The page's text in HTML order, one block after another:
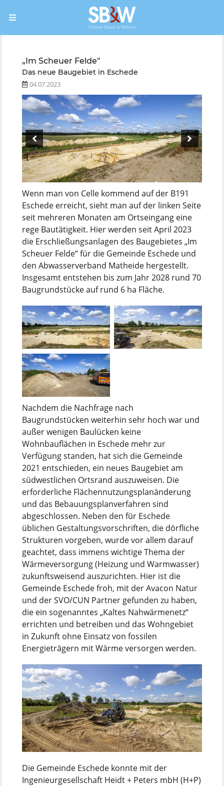
„Im Scheuer Felde“
Das neue Baugebiet in Eschede
04.07.2023
Wenn man von Celle kommend auf der B191
Eschede erreicht, sieht man auf der linken Seite
seit mehreren Monaten am Ortseingang eine
rege Bautätigkeit. Hier werden seit April 2023
die Erschließungsanlagen des Baugebietes „Im
Scheuer Felde“ für die Gemeinde Eschede und
den Abwasserverband Matheide hergestellt.
Insgesamt entstehen bis zum Jahr 2028 rund 70
Baugrundstücke auf rund 6 ha Fläche.
Nachdem die Nachfrage nach
Baugrundstücken weiterhin sehr hoch war und
außer wenigen Baulücken keine
Wohnbauflächen in Eschede mehr zur
Verfügung standen, hat sich die Gemeinde
2021 entschieden, ein neues Baugebiet am
südwestlichen Ortsrand auszuweisen. Die
erforderliche Flächennutzungsplanänderung
und das Bebauungsplanverfahren sind
abgeschlossen. Neben den für Eschede
üblichen Gestaltungsvorschriften, die dörfliche
Strukturen vorgeben, wurde vor allem darauf
geachtet, dass immens wichtige Thema der
Wärmeversorgung (Heizung und Warmwasser)
zukunftsweisend auszurichten. Hier ist die
Gemeinde Eschede froh, mit der Avacon Natur
und der SVO/CUN Partner gefunden zu haben,
die ein sogenanntes „Kaltes Nahwärmenetz“
errichten und betreiben und das Wohngebiet
in Zukunft ohne Einsatz von fossilen
Energieträgern mit Wärme versorgen werden.
Die Gemeinde Eschede konnte mit der
Ingenieurgesellschaft Heidt + Peters mbH (H+P)